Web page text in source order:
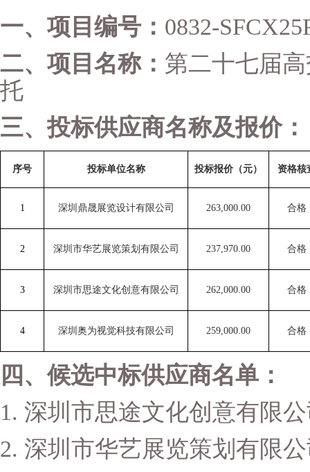
一、项目编号： 0832-
二、项目名称： 第二十七届
托
三、投标供应商名称及报价：
序号 投标单位名称 投标报价（元） 资格核
1 深圳鼎晟展览设计有限公司 263,000.00 合格
2 深圳市华艺展览策划有限公司 237,970.00 合格
3 深圳市思途文化创意有限公司 262,000.00 合格
4 深圳奥为视觉科技有限公司 259,000.00 合格
四、候选中标供应商名单：
1. 深圳市思途文化创意有限
2. 深圳市华艺展览策划有限